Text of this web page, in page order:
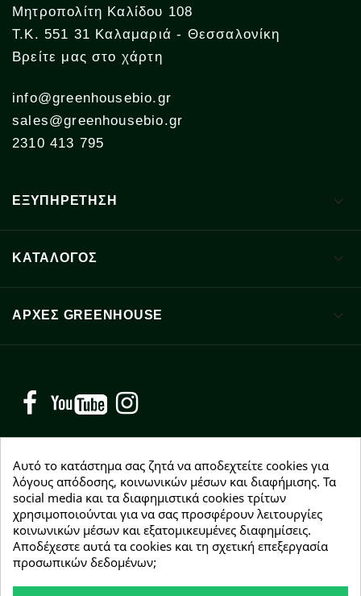
Μητροπολίτη Καλίδου 108
Τ.Κ. 551 31 Καλαμαριά - Θεσσαλονίκη
Βρείτε μας στο χάρτη
info@greenhousebio.gr
sales@greenhousebio.gr
2310 413 795
ΕΞΥΠΗΡΕΤΗΣΗ 
ΚΑΤΑΛΟΓΟΣ 
ΑΡΧΈΣ GREENHOUSE 
Facebook YouTube
NEWSLETTER
Εγγραφείτε δωρεάν και θα είστε οι πρώτοι που θα
λάβετε τα νέα μας γύρω από προσφορές, εκπτώσεις
και νέα προϊόντα.
Αυτό το κατάστημα σας ζητά να αποδεχτείτε cookies για
λόγους απόδοσης, κοινωνικών μέσων και διαφήμισης. Τα
social media και τα διαφημιστικά cookies τρίτων
χρησιμοποιούνται για να σας προσφέρουν λειτουργίες
κοινωνικών μέσων και εξατομικευμένες διαφημίσεις.
Αποδέχεστε αυτά τα cookies και τη σχετική επεξεργασία
προσωπικών δεδομένων;